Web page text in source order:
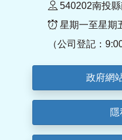
540202南投
星期一至星期
（公司登記：
政府網